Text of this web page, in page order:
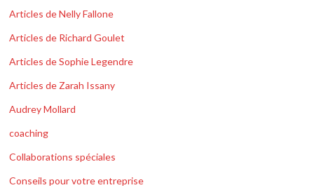
Articles de Nelly Fallone
Articles de Richard Goulet
Articles de Sophie Legendre
Articles de Zarah Issany
Audrey Mollard
coaching
Collaborations spéciales
Conseils pour votre entreprise